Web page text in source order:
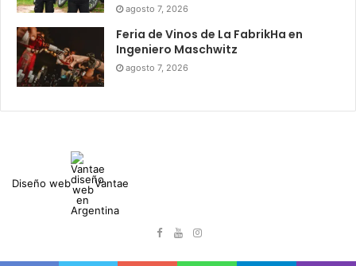
agosto 7, 2026
Feria de Vinos de La FabrikHa en
Ingeniero Maschwitz
agosto 7, 2026
Diseño web Vantae